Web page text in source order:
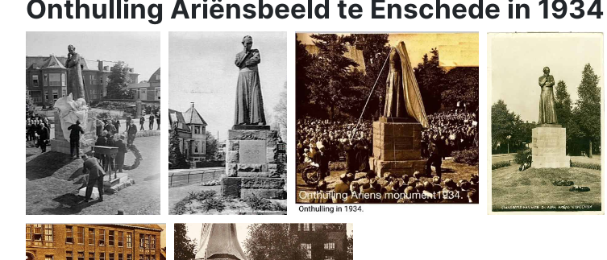
Onthulling Ariënsbeeld te Enschede in 1934